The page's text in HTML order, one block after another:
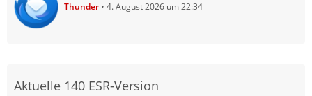
Thunder 4. August 2026 um 22:34
Aktuelle 140 ESR-Version